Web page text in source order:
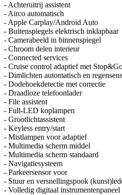
- Achteruitrij assistent
- Airco automatisch
- Apple Carplay/Android Auto
- Buitenspiegels elektrisch inklapbaar
- Camerabeeld in binnenspiegel
- Chroom delen interieur
- Connected services
- Cruise control adaptief met
- Dimlichten automatisch en
- Dodehoekdetectie met correctie
- Draadloze telefoonlader
- File assistent
- Full-LED koplampen
- Grootlichtassistent
- Keyless entry/start
- Mistlampen voor adaptief
- Multimedia scherm middel
- Multimedia scherm standaard
- Navigatiesysteem
- Parkeersensor voor
- Stuur en versnellingspook
- Volledig digitaal instrumentenpaneel